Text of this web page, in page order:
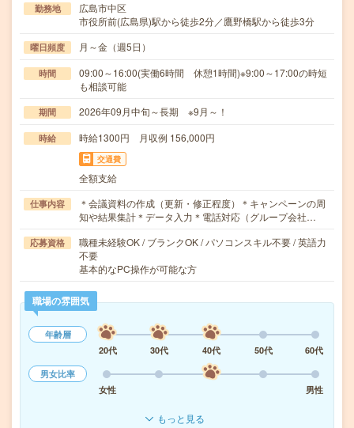
勤務地
広島市中区
市役所前(広島県)駅から徒歩2分／鷹野橋駅から徒歩3分
曜日頻度 月～金（週5日）
時間
09:00～16:00(実働6時間 休憩1時間)※9:00～17:00の時短
も相談可能
期間 2026年09月中旬～長期 ※9月～！
時給 時給1300円 月収例 156,000円
交通費
全額支給
仕事内容
＊会議資料の作成（更新・修正程度）＊キャンペーンの周
知や結果集計＊データ入力＊電話対応（グループ会社…
応募資格
職種未経験OK / ブランクOK / パソコンスキル不要 / 英語力
不要
基本的なPC操作が可能な方
職場の雰囲気
年齢層
20代
30代 40代 50代
60代
男女比率
女性
男性
もっと見る